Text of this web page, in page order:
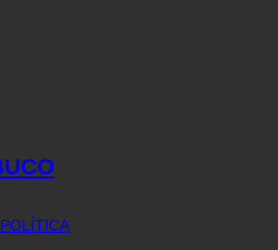
POLÍTICA